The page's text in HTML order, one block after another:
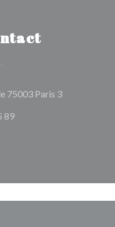
75003 Paris 3((ouvre une
89
((ouvre une